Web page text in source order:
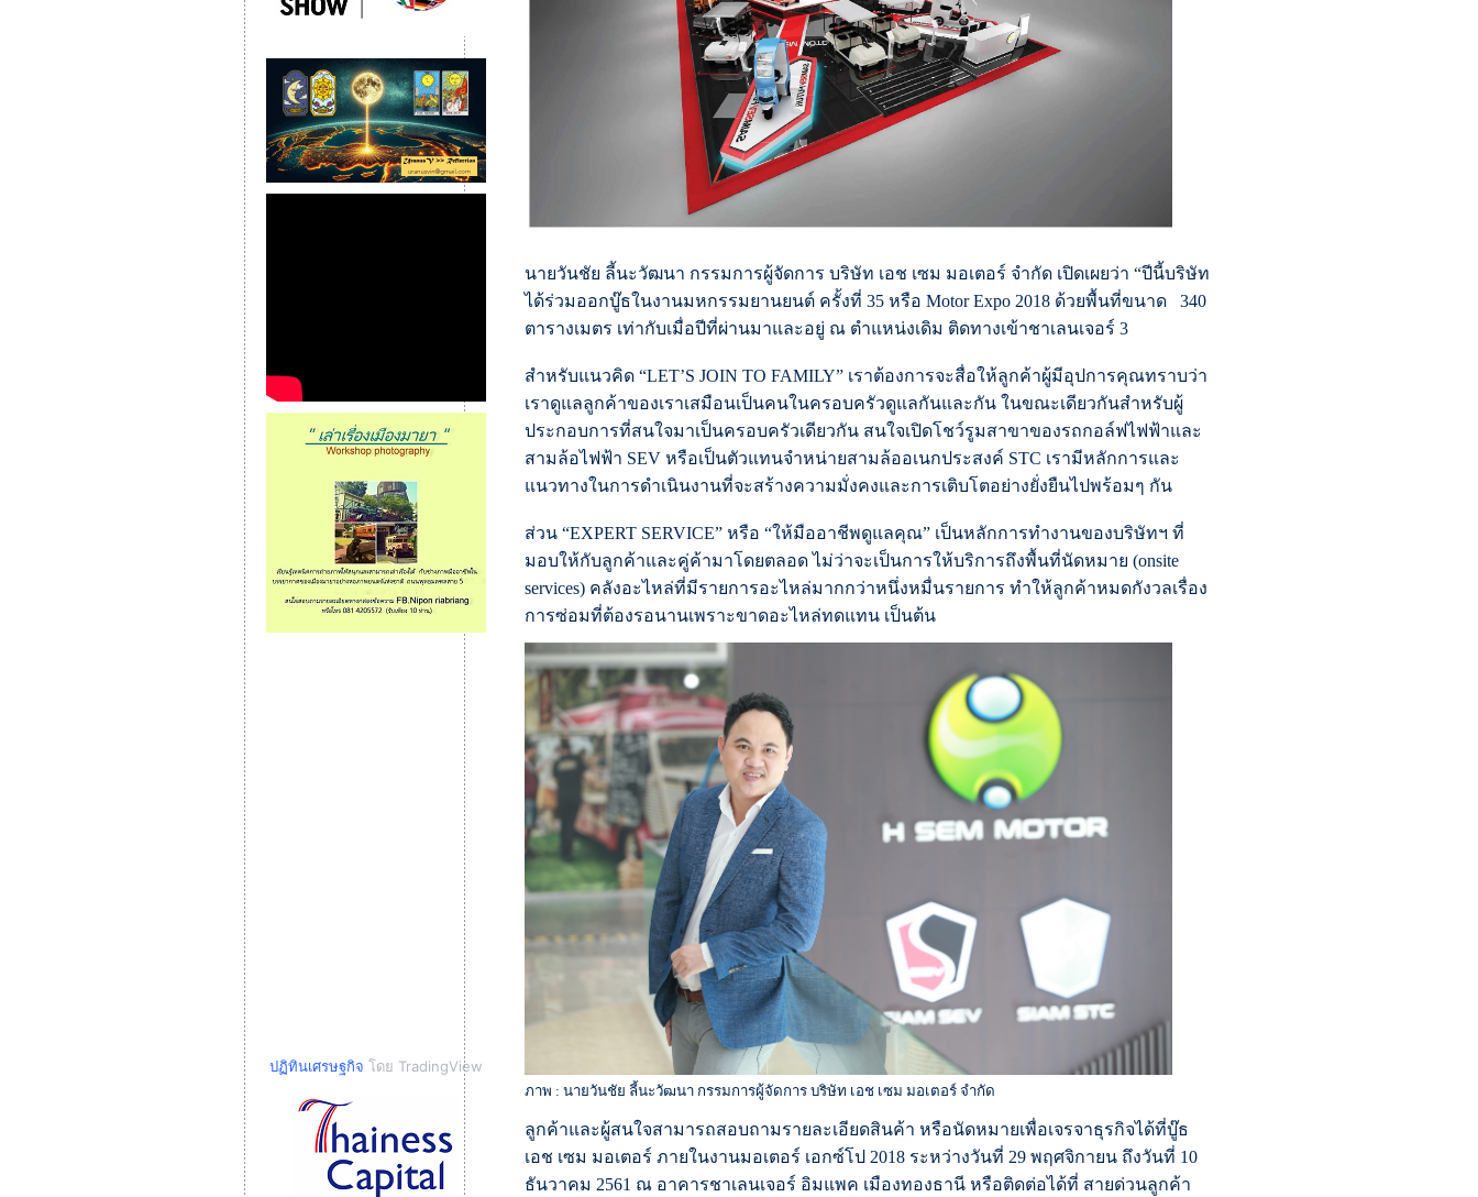
ปฏิทินเศรษฐกิจ โดย TradingView
นายวันชัย ลี้นะวัฒนา กรรมการผู้จัดการ บริษัท เอช เซม มอเตอร์ จำกัด เปิดเผยว่า “ปีนี้บริษัท
ได้ร่วมออกบู๊ธในงานมหกรรมยานยนต์ ครั้งที่ 35 หรือ Motor Expo 2018 ด้วยพื้นที่ขนาด 340
ตารางเมตร เท่ากับเมื่อปีที่ผ่านมาและอยู่ ณ ตำแหน่งเดิม ติดทางเข้าชาเลนเจอร์ 3
สำหรับแนวคิด “LET’S JOIN TO FAMILY” เราต้องการจะสื่อให้ลูกค้าผู้มีอุปการคุณทราบว่า
เราดูแลลูกค้าของเราเสมือนเป็นคนในครอบครัวดูแลกันและกัน ในขณะเดียวกันสำหรับผู้
ประกอบการที่สนใจมาเป็นครอบครัวเดียวกัน สนใจเปิดโชว์รูมสาขาของรถกอล์ฟไฟฟ้าและ
สามล้อไฟฟ้า SEV หรือเป็นตัวแทนจำหน่ายสามล้ออเนกประสงค์ STC เรามีหลักการและ
แนวทางในการดำเนินงานที่จะสร้างความมั่งคงและการเติบโตอย่างยั่งยืนไปพร้อมๆ กัน
ส่วน “EXPERT SERVICE” หรือ “ให้มืออาชีพดูแลคุณ” เป็นหลักการทำงานของบริษัทฯ ที่
มอบให้กับลูกค้าและคู่ค้ามาโดยตลอด ไม่ว่าจะเป็นการให้บริการถึงพื้นที่นัดหมาย (onsite
services) คลังอะไหล่ที่มีรายการอะไหล่มากกว่าหนึ่งหมื่นรายการ ทำให้ลูกค้าหมดกังวลเรื่อง
การซ่อมที่ต้องรอนานเพราะขาดอะไหล่ทดแทน เป็นต้น
ภาพ : นายวันชัย ลี้นะวัฒนา กรรมการผู้จัดการ บริษัท เอช เซม มอเตอร์ จำกัด
ลูกค้าและผู้สนใจสามารถสอบถามรายละเอียดสินค้า หรือนัดหมายเพื่อเจรจาธุรกิจได้ที่บู๊ธ
เอช เซม มอเตอร์ ภายในงานมอเตอร์ เอกซ์โป 2018 ระหว่างวันที่ 29 พฤศจิกายน ถึงวันที่ 10
ธันวาคม 2561 ณ อาคารชาเลนเจอร์ อิมแพค เมืองทองธานี หรือติดต่อได้ที่ สายด่วนลูกค้า